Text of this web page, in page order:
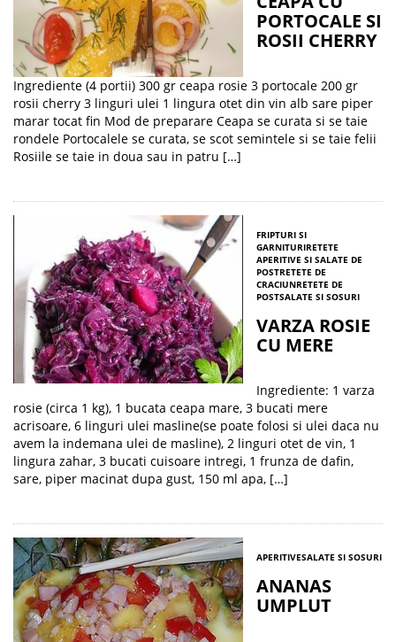
PORTOCALE SI
ROSII CHERRY
Ingrediente (4 portii) 300 gr ceapa rosie 3 portocale 200 gr
rosii cherry 3 linguri ulei 1 lingura otet din vin alb sare piper
marar tocat fin Mod de preparare Ceapa se curata si se taie
rondele Portocalele se curata, se scot semintele si se taie felii
Rosiile se taie in doua sau in patru […]
FRIPTURI SI
GARNITURIRETETE
APERITIVE SI SALATE DE
POSTRETETE DE
CRACIUNRETETE DE
POSTSALATE SI SOSURI
VARZA ROSIE
CU MERE
Ingrediente: 1 varza
rosie (circa 1 kg), 1 bucata ceapa mare, 3 bucati mere
acrisoare, 6 linguri ulei masline(se poate folosi si ulei daca nu
avem la indemana ulei de masline), 2 linguri otet de vin, 1
lingura zahar, 3 bucati cuisoare intregi, 1 frunza de dafin,
sare, piper macinat dupa gust, 150 ml apa, […]
APERITIVESALATE SI SOSURI
ANANAS
UMPLUT